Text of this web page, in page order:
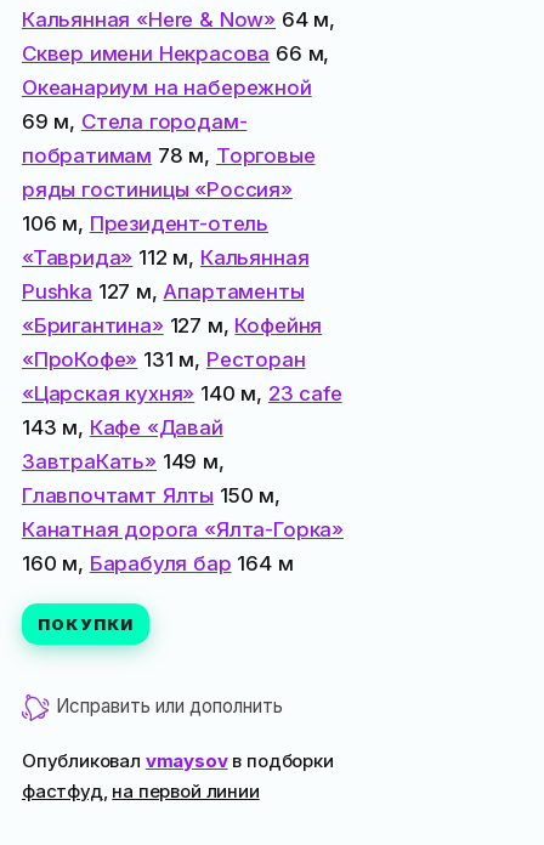
Кальянная «Here & Now» 64 м,
Сквер имени Некрасова 66 м,
Океанариум на набережной
69 м, Стела городам-
побратимам 78 м, Торговые
ряды гостиницы «Россия»
106 м, Президент-отель
«Таврида» 112 м, Кальянная
Pushka 127 м, Апартаменты
«Бригантина»127 м, Кофейня
«ПроКофе» 131 м, Ресторан
«Царская кухня» 140 м, 23 cafe
143 м, Кафе «Давай
ЗавтраКать»149 м,
Главпочтамт Ялты 150 м,
Канатная дорога «Ялта-Горка»
160 м, Барабуля бар 164 м
ПОКУПКИ
Исправить или дополнить
Опубликовал vmaysovв подборки
фастфуд, на первой линии